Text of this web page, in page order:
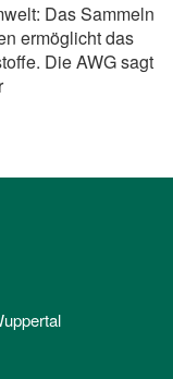
Das Sammeln
ermöglicht das
Die AWG sagt